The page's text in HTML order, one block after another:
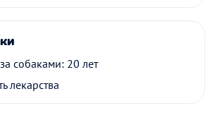
собаками: 20 лет
лекарства